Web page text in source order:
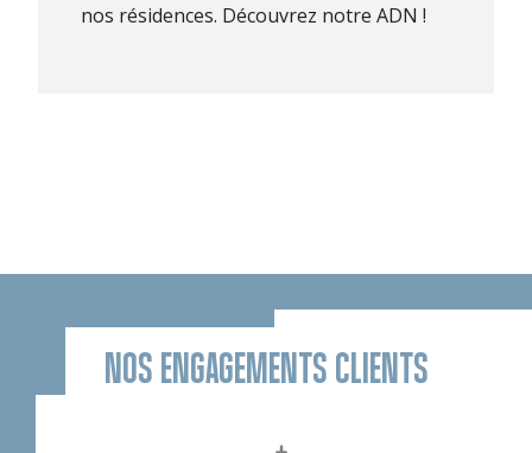
nos résidences. Découvrez notre ADN !
NOS ENGAGEMENTS CLIENTS